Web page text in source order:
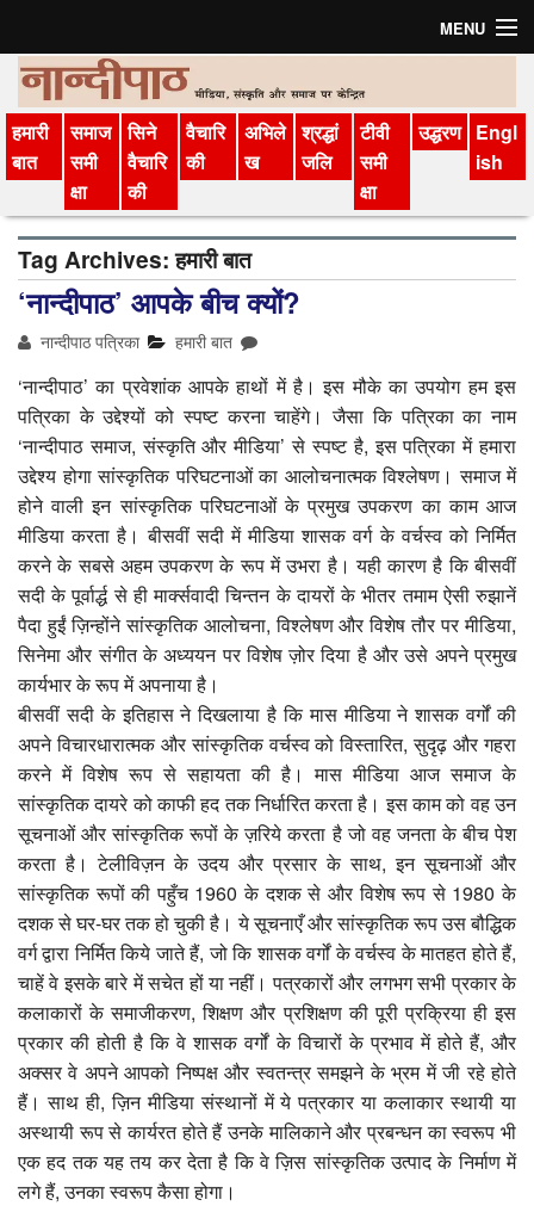
MENU
मुखपृष्ठ
संग्रह
अगले अंक की सामग्री
विचार-विमर्श
परिचय
सदस्‍यता लें
हमारी बात
मीडिया वैचारिकी
अभिलेख
टीवी समीक्षा
फिल्म समीक्षा
हमारी
बात
समाज
समी
क्षा
सिने
वैचारि
की
वैचारि
की
अभिले
ख
श्रद्धां
जलि
टीवी
समी
क्षा
उद्धरण Engl
ish
Tag Archives:हमारी बात
‘नान्दीपाठ’ आपके बीच क्यों?
नान्दीपाठ पत्रिका हमारी बात
‘नान्दीपाठ’ का प्रवेशांक आपके हाथों में है। इस मौके का उपयोग हम इस
पत्रिका के उद्देश्यों को स्पष्ट करना चाहेंगे। जैसा कि पत्रिका का नाम
‘नान्दीपाठ समाज, संस्कृति और मीडिया’ से स्पष्ट है, इस पत्रिका में हमारा
उद्देश्य होगा सांस्कृतिक परिघटनाओं का आलोचनात्मक विश्लेषण। समाज में
होने वाली इन सांस्कृतिक परिघटनाओं के प्रमुख उपकरण का काम आज
मीडिया करता है। बीसवीं सदी में मीडिया शासक वर्ग के वर्चस्व को निर्मित
करने के सबसे अहम उपकरण के रूप में उभरा है। यही कारण है कि बीसवीं
सदी के पूर्वार्द्ध से ही मार्क्सवादी चिन्तन के दायरों के भीतर तमाम ऐसी रुझानें
पैदा हुईं ज़िन्होंने सांस्कृतिक आलोचना, विश्लेषण और विशेष तौर पर मीडिया,
सिनेमा और संगीत के अध्ययन पर विशेष ज़ोर दिया है और उसे अपने प्रमुख
कार्यभार के रूप में अपनाया है।
बीसवीं सदी के इतिहास ने दिखलाया है कि मास मीडिया ने शासक वर्गों की
अपने विचारधारात्मक और सांस्कृतिक वर्चस्व को विस्तारित, सुदृढ़ और गहरा
करने में विशेष रूप से सहायता की है। मास मीडिया आज समाज के
सांस्कृतिक दायरे को काफी हद तक निर्धारित करता है। इस काम को वह उन
सूचनाओं और सांस्कृतिक रूपों के ज़रिये करता है जो वह जनता के बीच पेश
करता है। टेलीविज़न के उदय और प्रसार के साथ, इन सूचनाओं और
सांस्कृतिक रूपों की पहुँच 1960 के दशक से और विशेष रूप से 1980 के
दशक से घर-घर तक हो चुकी है। ये सूचनाएँ और सांस्कृतिक रूप उस बौद्धिक
वर्ग द्वारा निर्मित किये जाते हैं, जो कि शासक वर्गों के वर्चस्व के मातहत होते हैं,
चाहें वे इसके बारे में सचेत हों या नहीं। पत्रकारों और लगभग सभी प्रकार के
कलाकारों के समाजीकरण, शिक्षण और प्रशिक्षण की पूरी प्रक्रिया ही इस
प्रकार की होती है कि वे शासक वर्गों के विचारों के प्रभाव में होते हैं, और
अक्सर वे अपने आपको निष्पक्ष और स्वतन्त्र समझने के भ्रम में जी रहे होते
हैं। साथ ही, ज़िन मीडिया संस्थानों में ये पत्रकार या कलाकार स्थायी या
अस्थायी रूप से कार्यरत होते हैं उनके मालिकाने और प्रबन्धन का स्वरूप भी
एक हद तक यह तय कर देता है कि वे ज़िस सांस्कृतिक उत्पाद के निर्माण में
लगे हैं, उनका स्वरूप कैसा होगा।